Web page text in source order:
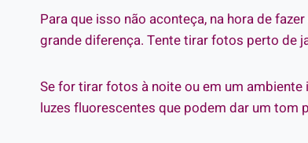
Para que isso não aconteça, na hora de
grande diferença. Tente tirar fotos perto de
Se for tirar fotos à noite ou em um
luzes fluorescentes que podem dar um tom